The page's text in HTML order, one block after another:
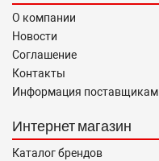
О компании
Новости
Соглашение
Контакты
Информация поставщикам
Интернет магазин
Каталог брендов